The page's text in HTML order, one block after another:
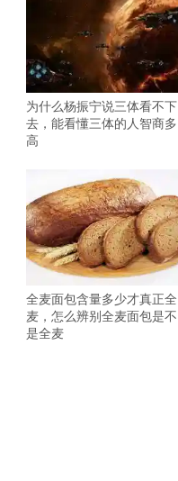
为什么杨振宁说三体看不下
去，能看懂三体的人智商多
高
全麦面包含量多少才真正全
麦，怎么辨别全麦面包是不
是全麦